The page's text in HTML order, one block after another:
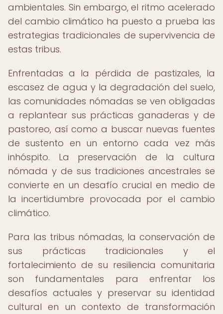
ambientales. Sin embargo, el ritmo acelerado
del cambio climático ha puesto a prueba las
estrategias tradicionales de supervivencia de
estas tribus.
Enfrentadas a la pérdida de pastizales, la
escasez de agua y la degradación del suelo,
las comunidades nómadas se ven obligadas
a replantear sus prácticas ganaderas y de
pastoreo, así como a buscar nuevas fuentes
de sustento en un entorno cada vez más
inhóspito. La preservación de la cultura
nómada y de sus tradiciones ancestrales se
convierte en un desafío crucial en medio de
la incertidumbre provocada por el cambio
climático.
Para las tribus nómadas, la conservación de
sus prácticas tradicionales y el
fortalecimiento de su resiliencia comunitaria
son fundamentales para enfrentar los
desafíos actuales y preservar su identidad
cultural en un contexto de transformación